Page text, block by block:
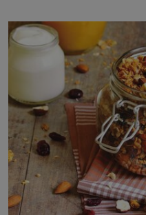
nedávno přečetli. Je to
kdyby se paměť